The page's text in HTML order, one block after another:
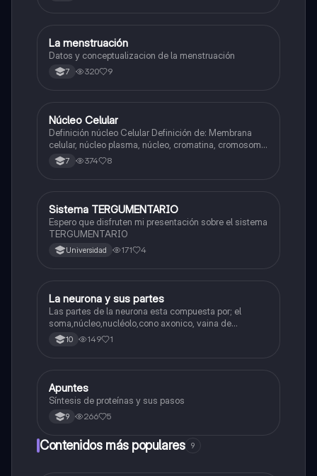
Biologia
La menstruación
Datos y conceptualizacion de la menstruación
7 320 9
NBiologia
Núcleo Celular
Definición núcleo Celular Definición de: Membrana
celular, núcleo plasma, núcleo, cromatina, cromosoma
Interfase Fases de la interfase
7 374 8
Biologia
Sistema TERGUMENTARIO
Espero que disfruten mi presentación sobre el sistema
TERGUMENTARIO
Universidad 171 4
Biologia
La neurona y sus partes
Las partes de la neurona esta compuesta por; el
soma,núcleo,nucléolo,cono axonico, vaina de
mielina,celula schwan,núcleo de schwann,nódulo de
Ranvier,terminal axonico Arborizacion terminal, botón
10 149 1
Biologia
Apuntes
Síntesis de proteínas y sus pasos
9 266 5
Contenidos más populares 9